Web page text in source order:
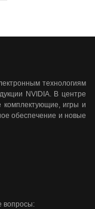
технологиям
NVIDIA. В центре
игры и
обеспечение и новые
вопросы: